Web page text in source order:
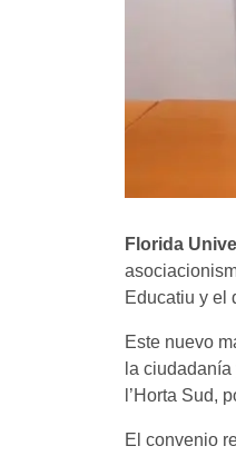
Florida
Educatiu y el
Este nuevo
la
l’Horta Sud,
El convenio